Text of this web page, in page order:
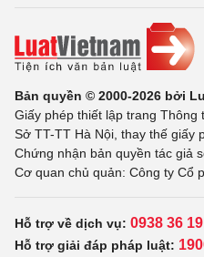
Bản quyền © 2000-2026 bởi
Giấy phép thiết lập trang
Sở TT-TT Hà Nội, thay thế giấy
Chứng nhận bản quyền tác giả
Cơ quan chủ quản: Công ty Cổ
Hỗ trợ về dịch vụ: 0938 36
Hỗ trợ giải đáp pháp luật: